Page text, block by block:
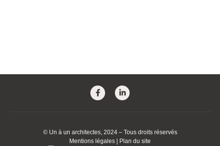
© Un à un architectes, 2024 – Tous droits réservés
Mentions légales | Plan du site